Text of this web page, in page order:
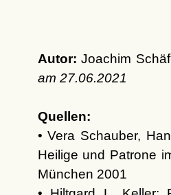
Autor: Joachim
am 27.06.2021
Quellen:
• Vera Schauber,
Heilige und Patrone
München 2001